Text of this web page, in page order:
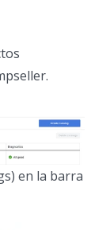
en la barra